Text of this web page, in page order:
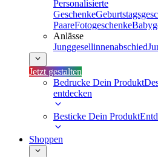
Personalisierte
Geschenke
PaareFotogeschenke
Anlässe
Junggesellinnenabschied
Jetzt gestalten
Bedrucke Dein Produkt
entdecken
Besticke Dein Produkt
Shoppen